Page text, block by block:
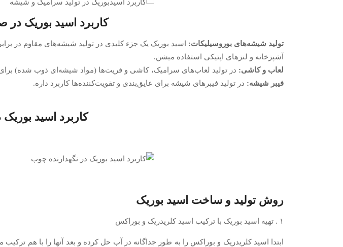
کاربرد اسید بوریک
تولید شیشه‌های بوروسیلیکات: اسید بوریک یک جزء کلیدی در تولید شیشه‌های مقاوم
آشپزخانه و لنزهای اپتیکی استفاده میشن.
لعاب و کاشی: در تولید لعاب‌های سرامیک، کاشی و فریت‌ها (مواد شیشه‌ای ذوب شده)
فیبر شیشه: در تولید فیبرهای شیشه برای عایق‌بندی و تقویت‌کننده‌ها کاربرد داره.
کاربرد اسید
روش تولید و ساخت اسید بوریک
۱ . تهیه اسید بوریک با ترکیب اسید کلریدریک و بوراکس
ابتدا اسید کلریدریک و بوراکس را به طور جداگانه در آب حل کرده و بعد آنها را با هم